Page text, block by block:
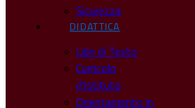
Sicurezza
DIDATTICA
Libri di Testo
Curricolo
d’Istituto
Orientamento in